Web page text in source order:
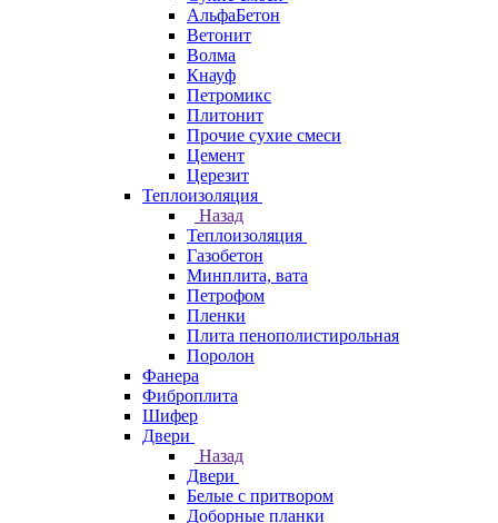
АльфаБетон
Ветонит
Волма
Кнауф
Петромикс
Плитонит
Прочие сухие смеси
Цемент
Церезит
Теплоизоляция
Назад
Теплоизоляция
Газобетон
Минплита, вата
Петрофом
Пленки
Плита пенополистирольная
Поролон
Фанера
Фиброплита
Шифер
Двери
Назад
Двери
Белые с притвором
Доборные планки